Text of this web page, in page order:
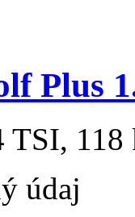
Plus
TSI, 118
údaj